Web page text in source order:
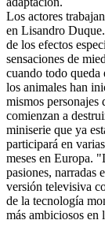
Los actores
en Lisandro
de los efectos
sensaciones de
cuando todo queda
los animales han
mismos personajes
comienzan a
miniserie que ya
participará en
meses en Europa.
pasiones, narradas
versión televisiva
de la tecnología
más ambiciosos en